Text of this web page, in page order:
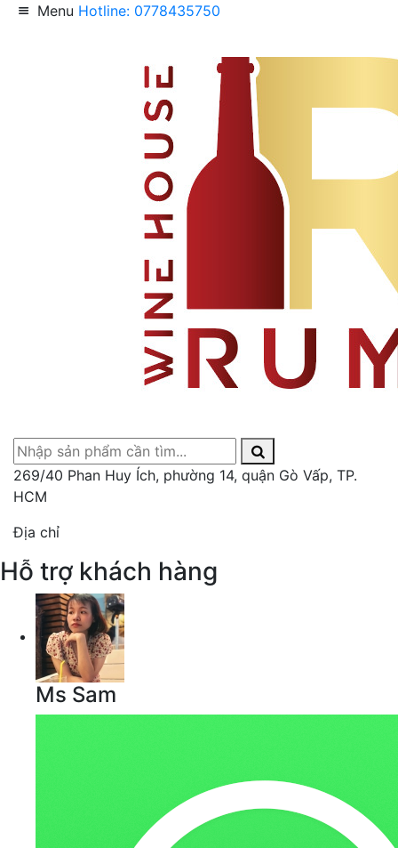
Menu Hotline: 0778435750
269/40 Phan Huy Ích, phường 14, quận Gò Vấp, TP.
HCM
Địa chỉ
Hỗ trợ khách hàng
Ms Sam